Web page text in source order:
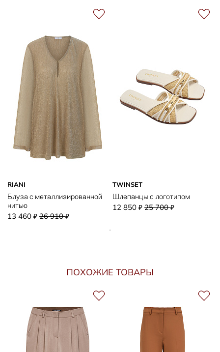
RIANI
Блуза с металлизированной
нитью
13 460 ₽ 26 910₽
TWINSET
Шлепанцы с логотипом
12 850 ₽ 25 700₽
ПОХОЖИЕ ТОВАРЫ